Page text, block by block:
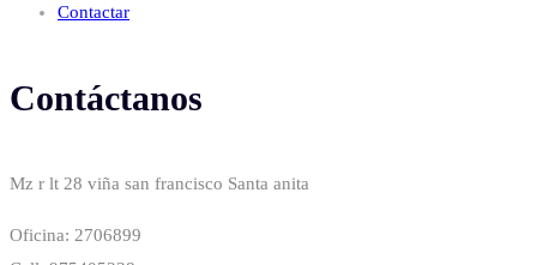
Contactar
Contáctanos
Mz r lt 28 viña san francisco Santa anita
Oficina: 2706899